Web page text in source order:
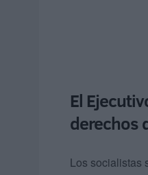
El
derechos
Los socialistas